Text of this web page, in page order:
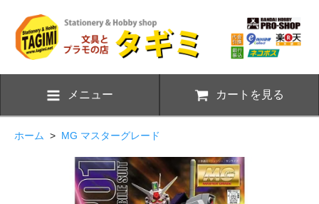
メニュー カートを見る
ホーム > MG マスターグレード